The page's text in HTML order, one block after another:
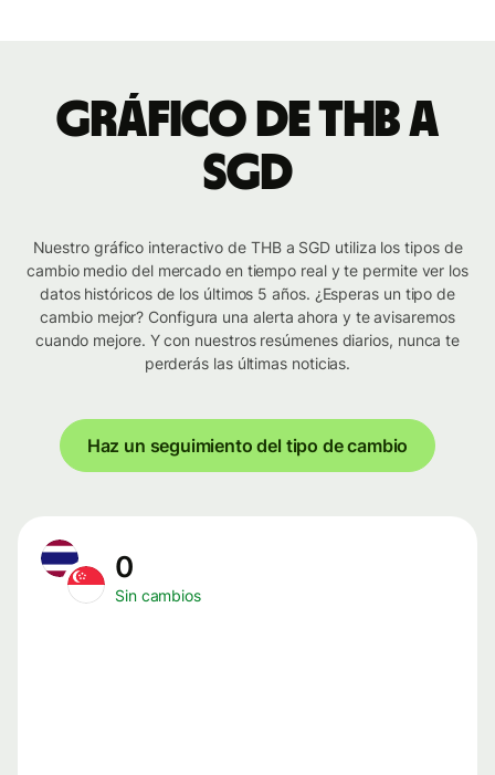
Gráfico de THB a
SGD
Nuestro gráfico interactivo de THB a SGD utiliza los tipos de
cambio medio del mercado en tiempo real y te permite ver los
datos históricos de los últimos 5 años. ¿Esperas un tipo de
cambio mejor? Configura una alerta ahora y te avisaremos
cuando mejore. Y con nuestros resúmenes diarios, nunca te
perderás las últimas noticias.
Haz un seguimiento del tipo de cambio
0
Sin cambios